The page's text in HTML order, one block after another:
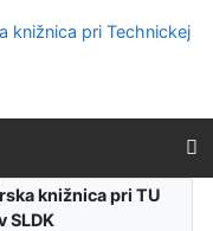
knižnica pri TU
SLDK